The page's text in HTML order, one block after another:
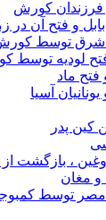
کورش
بابل و فتح آن
شرق توسط
لودیه توسط
ماد
آسیا
کین پدر
، بازگشت
و مغان
توسط